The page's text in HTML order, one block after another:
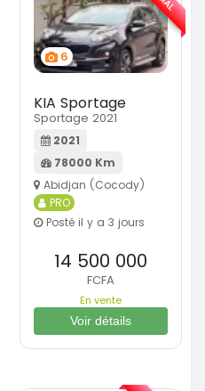
6
KIA Sportage
Sportage 2021
2021
78000 Km
Abidjan (Cocody)
PRO
Posté il y a 3 jours
14 500 000
FCFA
En vente
Voir détails